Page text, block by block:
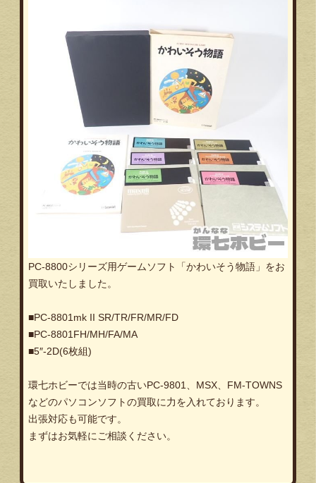
PC-8800シリーズ用ゲームソフト「かわいそう物語」をお
買取いたしました。
■PC-8801mk II SR/TR/FR/MR/FD
■PC-8801FH/MH/FA/MA
■5″-2D(6枚組)
環七ホビーでは当時の古いPC-9801、MSX、FM-TOWNS
などのパソコンソフトの買取に力を入れております。
出張対応も可能です。
まずはお気軽にご相談ください。